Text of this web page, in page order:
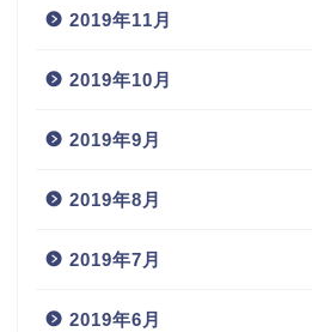
2019年11月
2019年10月
2019年9月
2019年8月
2019年7月
2019年6月